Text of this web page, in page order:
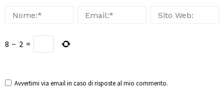
8 − 2 =
Avvertimi via email in caso di risposte al mio commento.